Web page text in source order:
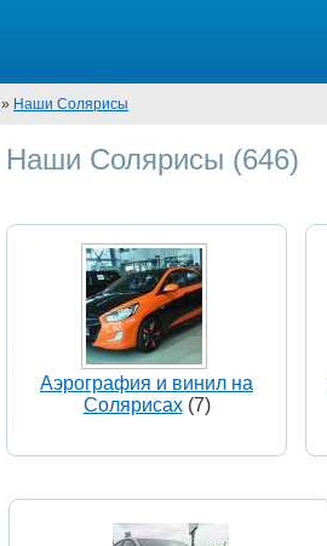
» Наши Солярисы
Наши Солярисы (646)
Аэрография и винил на
Солярисах(7)